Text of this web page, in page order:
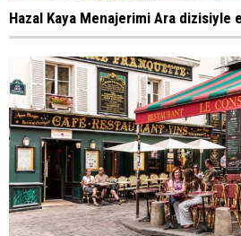
Hazal Kaya Menajerimi Ara dizisiyle